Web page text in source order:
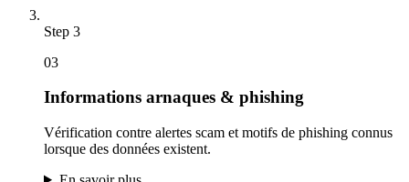
Step 3
03
Informations arnaques & phishing
Vérification contre alertes scam et motifs de phishing connus
lorsque des données existent.